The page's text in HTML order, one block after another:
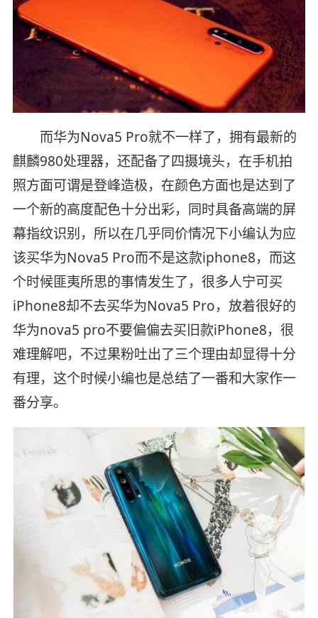
而华为Nova5 Pro就不一样了，拥有最新的
麒麟980处理器，还配备了四摄境头，在手机拍
照方面可谓是登峰造极，在颜色方面也是达到了
一个新的高度配色十分出彩，同时具备高端的屏
幕指纹识别，所以在几乎同价情况下小编认为应
该买华为Nova5 Pro而不是这款iphone8，而这
个时候匪夷所思的事情发生了，很多人宁可买
iPhone8却不去买华为Nova5 Pro，放着很好的
华为nova5 pro不要偏偏去买旧款iPhone8，很
难理解吧，不过果粉吐出了三个理由却显得十分
有理，这个时候小编也是总结了一番和大家作一
番分享。